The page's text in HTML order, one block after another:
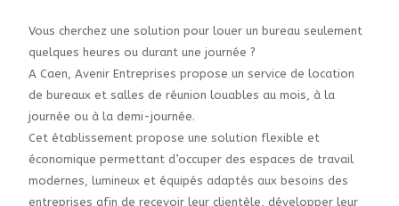
Vous cherchez une solution pour louer un bureau seulement
quelques heures ou durant une journée ?
A Caen, Avenir Entreprises propose un service de location
de bureaux et salles de réunion louables au mois, à la
journée ou à la demi-journée.
Cet établissement propose une solution flexible et
économique permettant d’occuper des espaces de travail
modernes, lumineux et équipés adaptés aux besoins des
entreprises afin de recevoir leur clientèle, développer leur